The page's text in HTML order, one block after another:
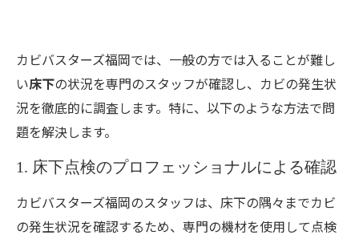
カビバスターズ福岡では、一般の方では入ることが難し
い床下の状況を専門のスタッフが確認し、カビの発生状
況を徹底的に調査します。特に、以下のような方法で問
題を解決します。
1. 床下点検のプロフェッショナルによる確認
カビバスターズ福岡のスタッフは、床下の隅々までカビ
の発生状況を確認するため、専門の機材を使用して点検